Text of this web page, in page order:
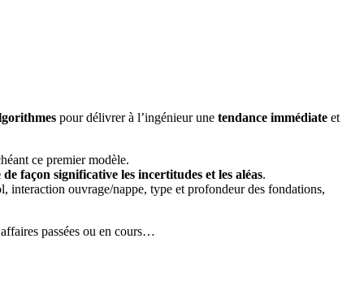
pour délivrer à l’ingénieur une tendance immédiate et
ce premier modèle.
façon significative les incertitudes et les aléas.
interaction ouvrage/nappe, type et profondeur des fondations,
passées ou en cours…